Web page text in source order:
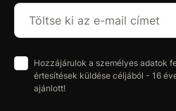
Hozzájárulok a személyes adatok
értesítések küldése céljából - 16
ajánlott!